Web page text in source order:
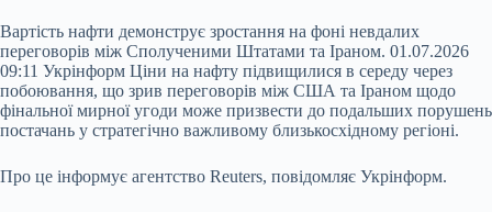
Вартість нафти демонструє зростання на фоні невдалих
переговорів між Сполученими Штатами та Іраном. 01.07.2026
09:11 Укрінформ Ціни на нафту підвищилися в середу через
побоювання, що зрив переговорів між США та Іраном щодо
фінальної мирної угоди може призвести до подальших порушень
постачань у стратегічно важливому близькосхідному регіоні.
Про це інформує агентство Reuters, повідомляє Укрінформ.